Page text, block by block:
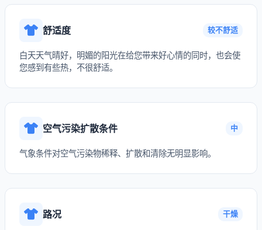
舒适度 较不舒适
白天天气晴好，明媚的阳光在给您带来好心情的同时，也会使
您感到有些热，不很舒适。
空气污染扩散条件 中
气象条件对空气污染物稀释、扩散和清除无明显影响。
路况 干燥